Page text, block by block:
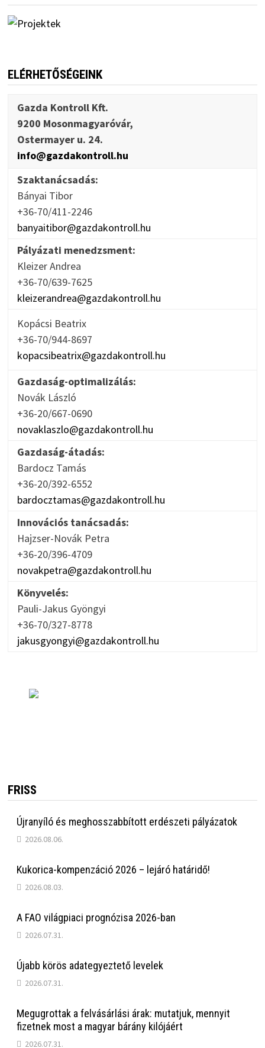
ELÉRHETŐSÉGEINK
Gazda Kontroll Kft.
9200 Mosonmagyaróvár,
Ostermayer u. 24.
info@gazdakontroll.hu
Szaktanácsadás:
Bányai Tibor
+36-70/411-2246
banyaitibor@gazdakontroll.hu
Pályázati menedzsment:
Kleizer Andrea
+36-70/639-7625
kleizerandrea@gazdakontroll.hu
Kopácsi Beatrix
+36-70/944-8697
kopacsibeatrix@gazdakontroll.hu
Gazdaság-optimalizálás:
Novák László
+36-20/667-0690
novaklaszlo@gazdakontroll.hu
Gazdaság-átadás:
Bardocz Tamás
+36-20/392-6552
bardocztamas@gazdakontroll.hu
Innovációs tanácsadás:
Hajzser-Novák Petra
+36-20/396-4709
novakpetra@gazdakontroll.hu
Könyvelés:
Pauli-Jakus Gyöngyi
+36-70/327-8778
jakusgyongyi@gazdakontroll.hu
FRISS
Újranyíló és meghosszabbított erdészeti pályázatok
2026.08.06.
Kukorica-kompenzáció 2026 – lejáró határidő!
2026.08.03.
A FAO világpiaci prognózisa 2026-ban
2026.07.31.
Újabb körös adategyeztető levelek
2026.07.31.
Megugrottak a felvásárlási árak: mutatjuk, mennyit
fizetnek most a magyar bárány kilójáért
2026.07.31.